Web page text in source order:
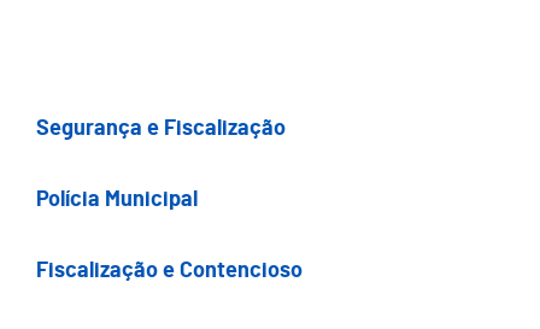
Segurança e Fiscalização
Polícia Municipal
Fiscalização e Contencioso